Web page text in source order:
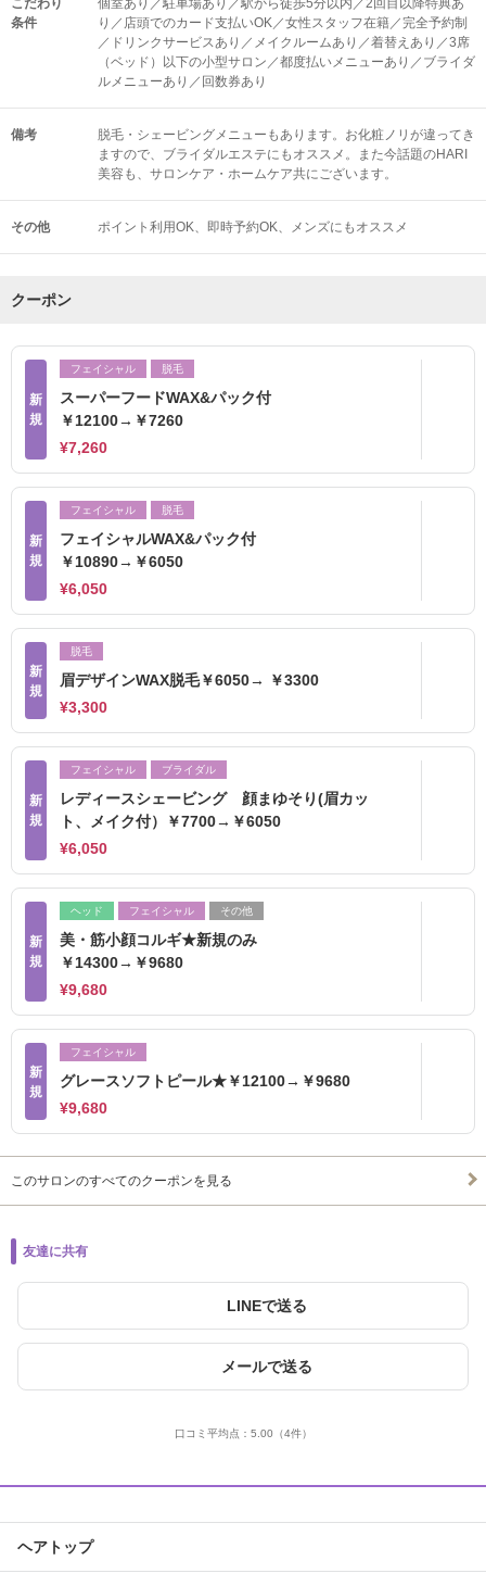
こだわり
条件
個室あり／駐車場あり／駅から徒歩5分以内／2回目以降特典あ
り／店頭でのカード支払いOK／女性スタッフ在籍／完全予約制
／ドリンクサービスあり／メイクルームあり／着替えあり／3席
（ベッド）以下の小型サロン／都度払いメニューあり／ブライダ
ルメニューあり／回数券あり
備考
脱毛・シェービングメニューもあります。お化粧ノリが違ってき
ますので、ブライダルエステにもオススメ。また今話題のHARI
美容も、サロンケア・ホームケア共にございます。
その他 ポイント利用OK 即時予約OK メンズにもオススメ
クーポン
新
規
フェイシャル 脱毛
スーパーフードWAX&パック付
￥12100→￥7260
¥7,260
新
規
フェイシャル 脱毛
フェイシャルWAX&パック付
￥10890→￥6050
¥6,050
新
規
脱毛
眉デザインWAX脱毛￥6050→ ￥3300
¥3,300
新
規
フェイシャル ブライダル
レディースシェービング 顔まゆそり(眉カッ
ト、メイク付）￥7700→￥6050
¥6,050
新
規
ヘッド フェイシャル その他
美・筋小顔コルギ★新規のみ
￥14300→￥9680
¥9,680
新
規
フェイシャル
グレースソフトピール★￥12100→￥9680
¥9,680
このサロンのすべてのクーポンを見る
友達に共有
LINEで送る
メールで送る
口コミ平均点： 5.00 （4件）
ヘアトップ